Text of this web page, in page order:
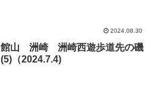
2024.08.30
館山 洲崎 洲崎西遊歩道先の磯
(5)（2024.7.4)